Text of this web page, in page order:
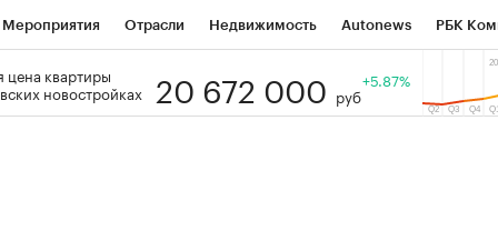
Мероприятия Отрасли Недвижимость Autonews РБК
РБК Образование Тренды
цена квартиры
новостройках
20 672 000 руб
+5.87%